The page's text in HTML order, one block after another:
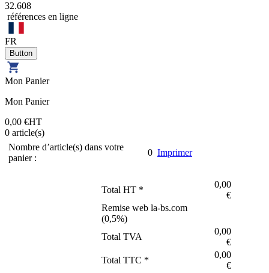
32.608
références en ligne
FR
Mon Panier
Mon Panier
0,00 €HT
0 article(s)
Nombre d’article(s) dans votre
panier :
0 Imprimer
Total HT *
0,00
€
Remise web la-bs.com
(0,5%)
Total TVA
0,00
€
Total TTC *
0,00
€